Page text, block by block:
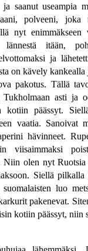
saanut useampia
polveeni, joka
nyt enimmäkseen
lännestä itään,
ja
on kävely kankealla
pakotus. Tällä
Tukholmaan asti ja
kotiin päässyt.
vaatia. Sanoivat
hävinneet.
viisaimmaksi
Niin olen nyt
Siellä
suomalaisten luo
pakenevat.
kotiin päässyt, niin